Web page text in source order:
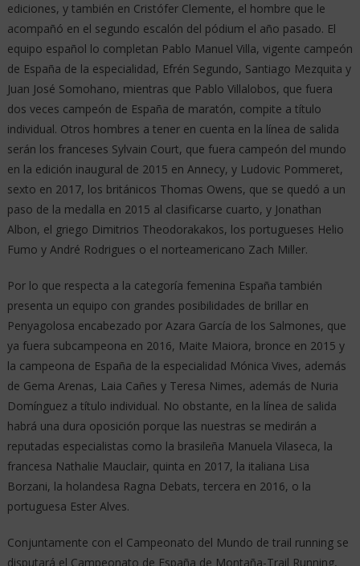
ediciones, y también en Cristófer Clemente, el hombre que le
acompañó en el segundo escalón del pódium el año pasado. El
equipo español lo completan Pablo Manuel Villa, vigente campeón
de España de la especialidad, Efrén Segundo, Santiago Mezquita y
Juan José Somohano, mientras que Pablo Villalobos, que fuera
dos veces campeón de España de maratón, compite a título
individual. Otros hombres a tener en cuenta en la línea de salida
serán los franceses Sylvain Court, que fuera campeón del mundo
en la edición inaugural de 2015 en Annecy, y Ludovic Pommeret,
sexto en 2017, los británicos Thomas Owens, que se quedó a un
paso de la medalla en 2015 al clasificarse cuarto, y Jonathan
Albon, el griego Dimitrios Theodorakakos, los portugueses Helio
Fumo y André Rodrigues o el norteamericano Zach Miller.
Por lo que respecta a la categoría femenina España también
presenta un equipo con grandes posibilidades de brillar en
Penyagolosa encabezado por Azara García de los Salmones, que
ya fuera subcampeona en 2016, Maite Maiora, bronce en 2015 y
la campeona de España de la especialidad Mónica Vives, además
de Gema Arenas, Laia Cañes y Teresa Nimes, además de Nuria
Domínguez a título individual. No obstante, en la línea de salida
habrá una dura oposición porque las nuestras se medirán a
reputadas especialistas como la brasileña Manuela Vilaseca, la
francesa Nathalie Mauclair, quinta en 2017, la italiana Lisa
Borzani, la holandesa Ragna Debats, tercera en 2016, o la
portuguesa Ester Alves.
Conjuntamente con el Campeonato del Mundo de trail running se
disputará el Campeonato de España de Montaña-Trail Running,